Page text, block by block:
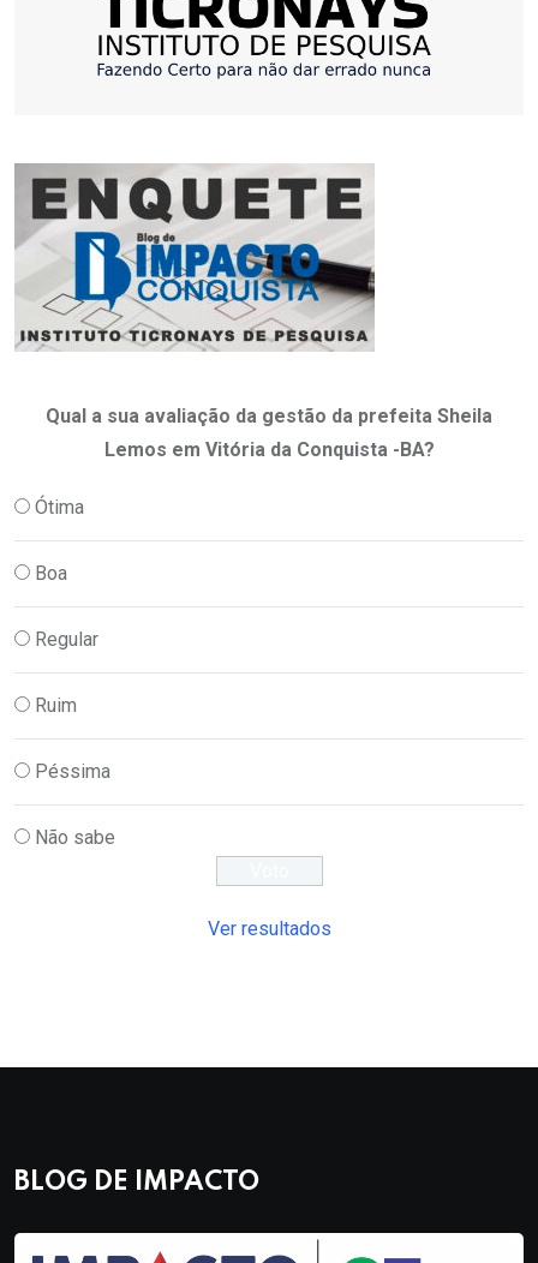
Qual a sua avaliação da gestão da prefeita Sheila
Lemos em Vitória da Conquista -BA?
Ótima
Boa
Regular
Ruim
Péssima
Não sabe
Ver resultados
BLOG DE IMPACTO